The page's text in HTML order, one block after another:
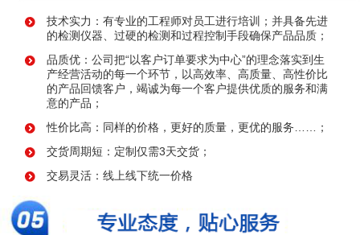
技术实力：有专业的工程师对员工进行培训；并具备先进
的检测仪器、过硬的检测和过程控制手段确保产品品质；
品质优：公司把“以客户订单要求为中心”的理念落实到生
产经营活动的每一个环节，以高效率、高质量、高性价比
的产品回馈客户，竭诚为每一个客户提供优质的服务和满
意的产品；
性价比高：同样的价格，更好的质量，更优的服务……；
交货周期短：定制仅需3天交货；
交易灵活：线上线下统一价格